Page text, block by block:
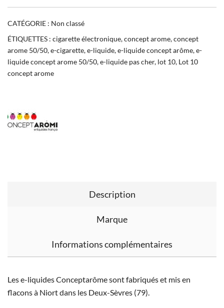
CATÉGORIE : Non classé
ÉTIQUETTES : cigarette électronique,concept arome,concept
arome 50/50,e-cigarette,e-liquide,e-liquide concept arôme,e-
liquide concept arome 50/50,e-liquide pas cher, lot 10, Lot 10
concept arome
Description
Marque
Informations complémentaires
Les e-liquides Conceptarôme sont fabriqués et mis en
flacons à Niort dans les Deux-Sèvres (79).